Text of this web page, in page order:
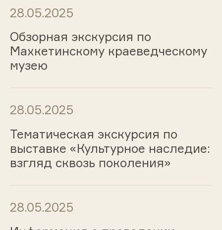
28.05.2025
Обзорная экскурсия по
Махкетинскому краеведческому
музею
28.05.2025
Тематическая экскурсия по
выставке «Культурное наследие:
взгляд сквозь поколения»
28.05.2025